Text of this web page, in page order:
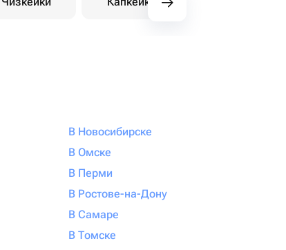
В Новосибирске
В Омске
В Перми
В Ростове-на-Дону
В Самаре
В Томске